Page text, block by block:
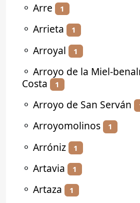
⚬ Arre 1
⚬ Arrieta 1
⚬ Arroyal 1
⚬ Arroyo de la Miel-
Costa
1
⚬ Arroyo de San Serván
⚬ Arroyomolinos 1
⚬ Arróniz 1
⚬ Artavia 1
⚬ Artaza 1